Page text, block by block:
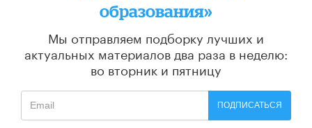
образования»
Мы отправляем подборку лучших и
актуальных материалов два раза в неделю:
во вторник и пятницу
ПОДПИСАТЬСЯ